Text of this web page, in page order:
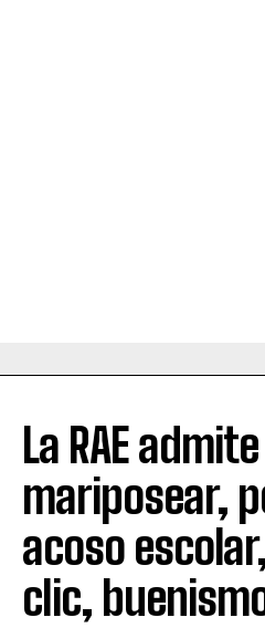
La RAE admite
mariposear,
acoso
clic,